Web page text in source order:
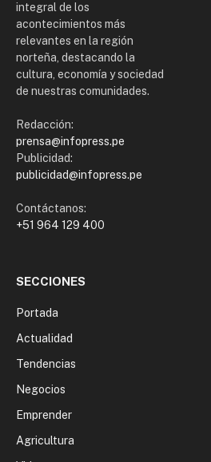
integral de los
acontecimientos más
relevantes en la región
norteña, destacando la
cultura, economía y sociedad
de nuestras comunidades.
Redacción:
prensa@infopress.pe
Publicidad:
publicidad@infopress.pe
Contáctanos:
+51 964 129 400
SECCIONES
Portada
Actualidad
Tendencias
Negocios
Emprender
Agricultura